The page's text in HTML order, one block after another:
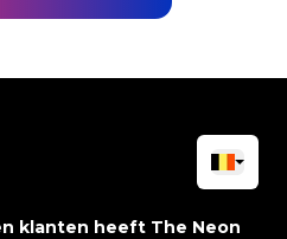
klanten heeft The Neon